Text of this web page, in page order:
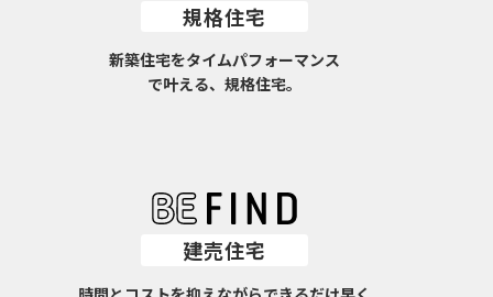
規格住宅
新築住宅をタイムパフォーマンス
で叶える、規格住宅。
建売住宅